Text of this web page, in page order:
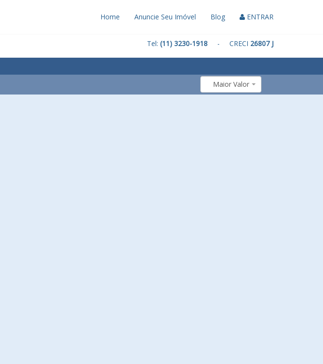
Home Anuncie Seu Imóvel Blog ENTRAR
Tel: (11) 3230-1918 - CRECI 26807 J
Maior Valor